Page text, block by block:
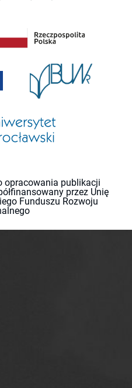
opracowania publikacji
przez Unię
Funduszu Rozwoju